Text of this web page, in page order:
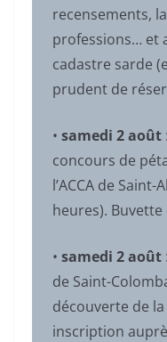
recensements,
professions… et
cadastre sarde
prudent de
• samedi 2 août
concours de
l’ACCA de
heures).
• samedi 2 août
de Saint-
découverte de
inscription